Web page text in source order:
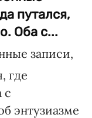
путался,
Оба с...
записи,
где
с
энтузиазме